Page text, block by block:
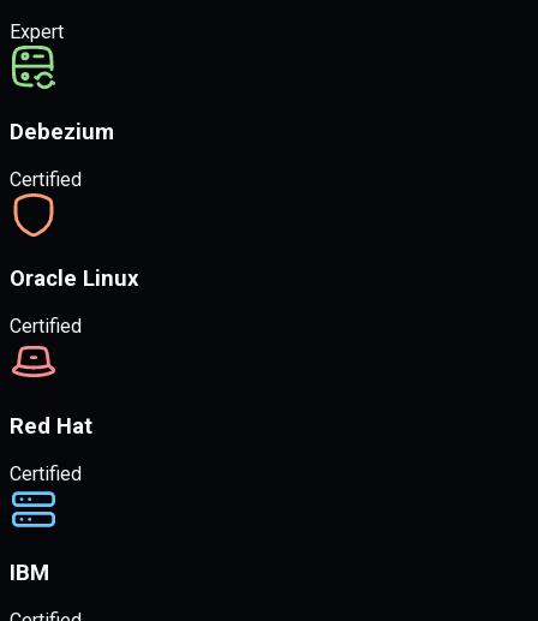
Expert
Debezium
Certified
Oracle Linux
Certified
Red Hat
Certified
IBM